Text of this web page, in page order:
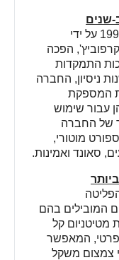
שנים
שנוסדה בשנת 1991 על ידי
הפכה
התמקדות
ואיכות. עם למעלה מ-30 שנות ניסיון, החברה
המספקת
עבור שימוש
של החברה
מוטורי,
סאונד ואמינות.
המובילים בהם
קל
פרטי, המאפשר
צמצום משקל